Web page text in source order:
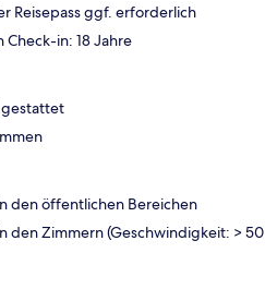
Reisepass ggf. erforderlich
in: 18 Jahre
gestattet
den öffentlichen Bereichen
den Zimmern (Geschwindigkeit: > 50